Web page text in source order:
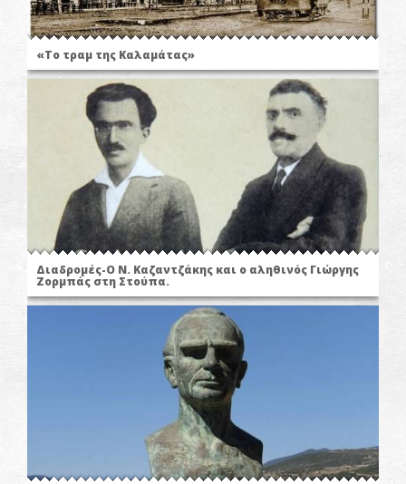
«Το τραμ της Καλαμάτας»
Διαδρομές-Ο N. Καζαντζάκης και ο αληθινός Γιώργης
Ζορμπάς στη Στούπα.